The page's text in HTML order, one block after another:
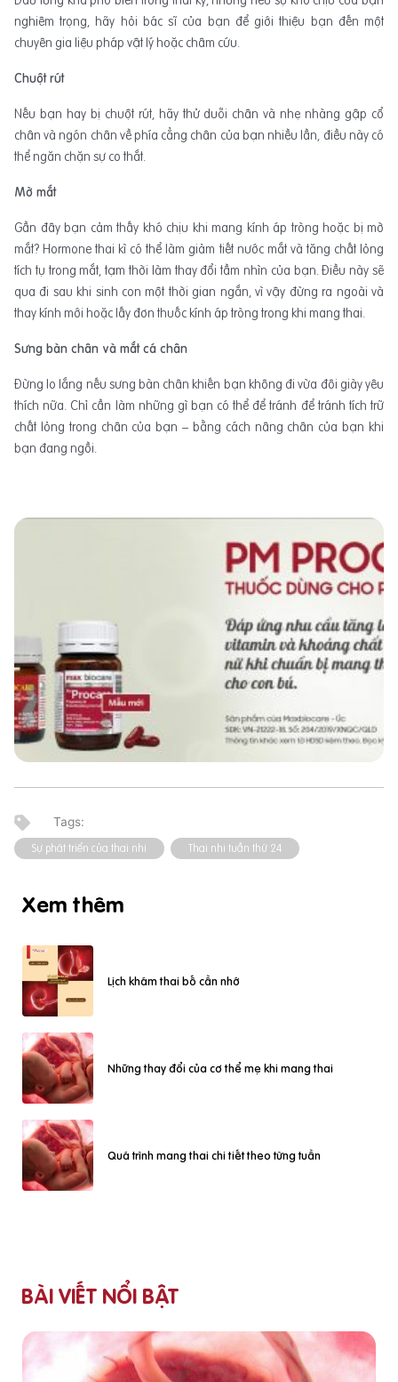
nghiêm trọng, hãy hỏi bác sĩ của bạn để giới thiệu bạn đến một
chuyên gia liệu pháp vật lý hoặc châm cứu.
Chuột rút
Nếu bạn hay bị chuột rút, hãy thử duỗi chân và nhẹ nhàng gập cổ
chân và ngón chân về phía cẳng chân của bạn nhiều lần, điều này có
thể ngăn chặn sự co thắt.
Mờ mắt
Gần đây bạn cảm thấy khó chịu khi mang kính áp tròng hoặc bị mờ
mắt? Hormone thai kì có thể làm giảm tiết nước mắt và tăng chất lỏng
tích tụ trong mắt, tạm thời làm thay đổi tầm nhìn của bạn. Điều này sẽ
qua đi sau khi sinh con một thời gian ngắn, vì vậy đừng ra ngoài và
thay kính mới hoặc lấy đơn thuốc kính áp tròng trong khi mang thai.
Sưng bàn chân và mắt cá chân
Đừng lo lắng nếu sưng bàn chân khiến bạn không đi vừa đôi giày yêu
thích nữa. Chỉ cần làm những gì bạn có thể để tránh để tránh tích trữ
chất lỏng trong chân của bạn – bằng cách nâng chân của bạn khi
bạn đang ngồi.
Sự phát triển của thai nhi Thai nhi tuần thứ 24
Xem thêm
Lịch khám thai bố cần nhớ
Những thay đổi của cơ thể mẹ khi mang thai
Quá trình mang thai chi tiết theo từng tuần
BÀI VIẾT NỔI BẬT